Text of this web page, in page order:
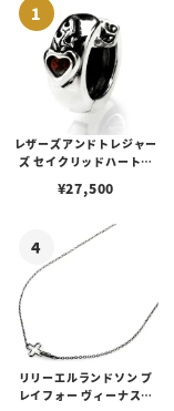
レザーズアンドトレジャー
ズ セイクリッドハートピ
¥27,500
リリーエルランドソン プ
レイフォー ヴィーナスチ